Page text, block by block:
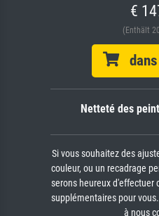
€
(Enthält
dans
Netteté des
Si vous souhaitez des
couleur, ou un recadrage
serons heureux d'effectuer
supplémentaires pour
à nous